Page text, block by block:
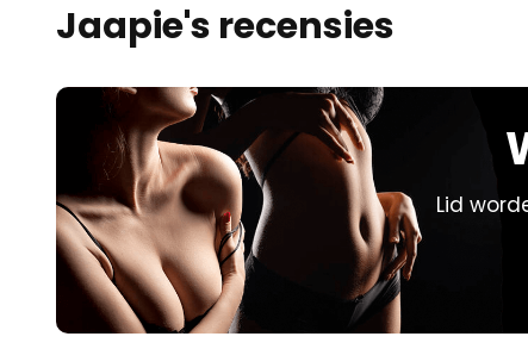
Jaapie's recensies
Lid